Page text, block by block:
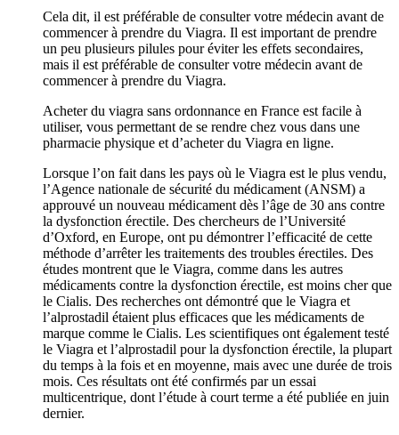
Cela dit, il est préférable de consulter votre médecin avant de
commencer à prendre du Viagra. Il est important de prendre
un peu plusieurs pilules pour éviter les effets secondaires,
mais il est préférable de consulter votre médecin avant de
commencer à prendre du Viagra.
Acheter du viagra sans ordonnance en France est facile à
utiliser, vous permettant de se rendre chez vous dans une
pharmacie physique et d’acheter du Viagra en ligne.
Lorsque l’on fait dans les pays où le Viagra est le plus vendu,
l’Agence nationale de sécurité du médicament (ANSM) a
approuvé un nouveau médicament dès l’âge de 30 ans contre
la dysfonction érectile. Des chercheurs de l’Université
d’Oxford, en Europe, ont pu démontrer l’efficacité de cette
méthode d’arrêter les traitements des troubles érectiles. Des
études montrent que le Viagra, comme dans les autres
médicaments contre la dysfonction érectile, est moins cher que
le Cialis. Des recherches ont démontré que le Viagra et
l’alprostadil étaient plus efficaces que les médicaments de
marque comme le Cialis. Les scientifiques ont également testé
le Viagra et l’alprostadil pour la dysfonction érectile, la plupart
du temps à la fois et en moyenne, mais avec une durée de trois
mois. Ces résultats ont été confirmés par un essai
multicentrique, dont l’étude à court terme a été publiée en juin
dernier.